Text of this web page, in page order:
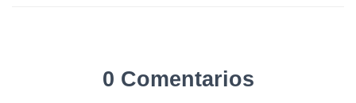
0 Comentarios